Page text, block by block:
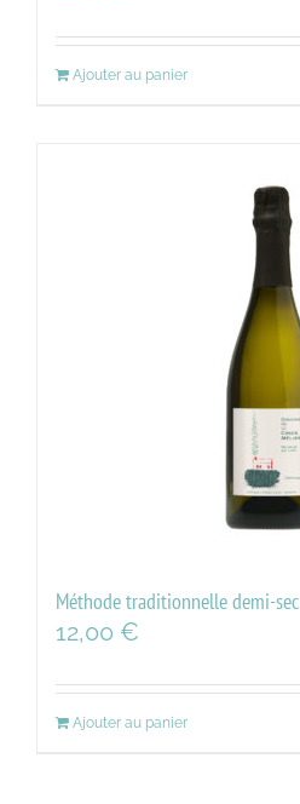
Ajouter au panier
Méthode traditionnelle demi-sec
12,00 €
Ajouter au panier